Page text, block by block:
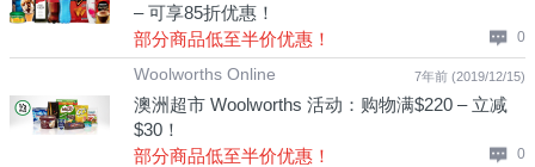
– 可享85折优惠！
部分商品低至半价优惠！
0
7年前 (2019/12/15)
Woolworths Online
澳洲超市 Woolworths 活动：购物满$220 – 立减
$30！
部分商品低至半价优惠！
0